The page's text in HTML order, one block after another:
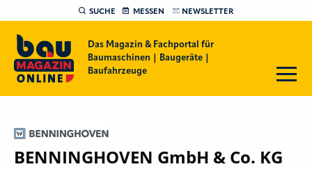
SUCHE MESSEN NEWSLETTER
Das Magazin & Fachportal für
Baumaschinen | Baugeräte |
Baufahrzeuge
BENNINGHOVEN GmbH & Co. KG